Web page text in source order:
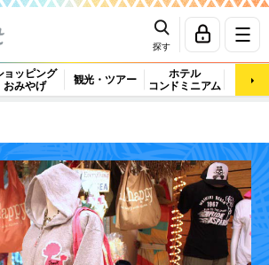
探す
ョッピング
おみやげ
観光・ツアー
ホテル
コンドミニアム
マッ